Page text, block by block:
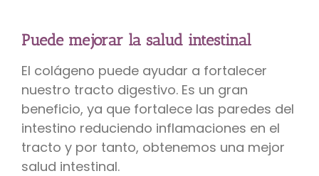
Puede mejorar la salud intestinal
El colágeno puede ayudar a fortalecer
nuestro tracto digestivo. Es un gran
beneficio, ya que fortalece las paredes del
intestino reduciendo inflamaciones en el
tracto y por tanto, obtenemos una mejor
salud intestinal.